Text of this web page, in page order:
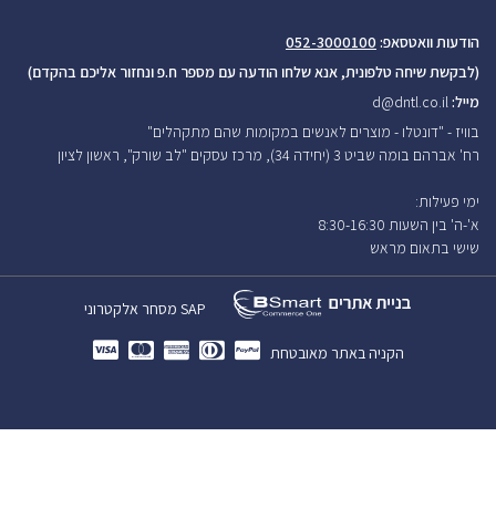
הודעות וואטסאפ: 052-3000100
(לבקשת שיחה טלפונית, אנא שלחו הודעה עם מספר ח.פ ונחזור אליכם בהקדם)
מייל:d@dntl.co.il
בוויז - "דונטלו - מוצרים לאנשים במקומות שהם מתקהלים"
רח' אברהם בומה שביט 3 (יחידה 34), מרכז עסקים "לב שורק", ראשון לציון
ימי פעילות:
א'-ה' בין השעות 8:30-16:30
שישי בתאום מראש
SAP מסחר אלקטרוני
הקניה באתר מאובטחת